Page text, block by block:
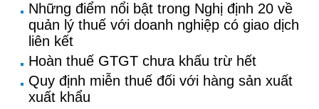
Những điểm nổi bật trong Nghị định 20 về
quản lý thuế với doanh nghiệp có giao dịch
liên kết
Hoàn thuế GTGT chưa khấu trừ hết
Quy định miễn thuế đối với hàng sản xuất
xuất khẩu